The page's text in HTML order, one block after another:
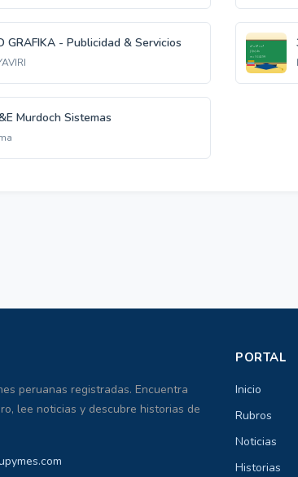
GRAFIKA - Publicidad & Servicios
Murdoch Sistemas
peruanas registradas. Encuentra
lee noticias y descubre historias de
PORTAL
Inicio
Rubros
Noticias
Historias